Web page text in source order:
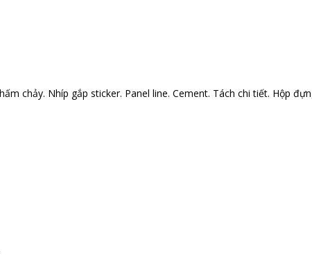
chảy. Nhíp gắp sticker. Panel line. Cement. Tách chi tiết. Hộp